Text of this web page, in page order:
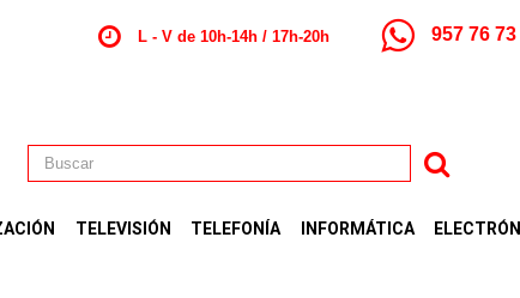
L - V de 10h-14h / 17h-20h 957 76 73
TELEVISIÓN TELEFONÍA INFORMÁTICA